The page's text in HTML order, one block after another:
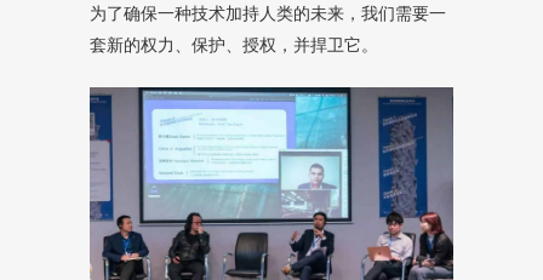
为了确保一种技术加持人类的未来，我们需要一
套新的权力、保护、授权，并捍卫它。